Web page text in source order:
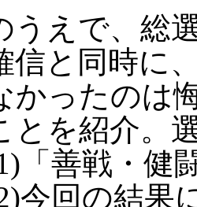
えで、総
信と同時に
かったのは
とを紹介。
「善戦・健
今回の結果